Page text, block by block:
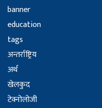
banner
education
tags
अन्तर्राष्ट्रिय
अर्थ
खेलकुद
टेक्नोलोजी